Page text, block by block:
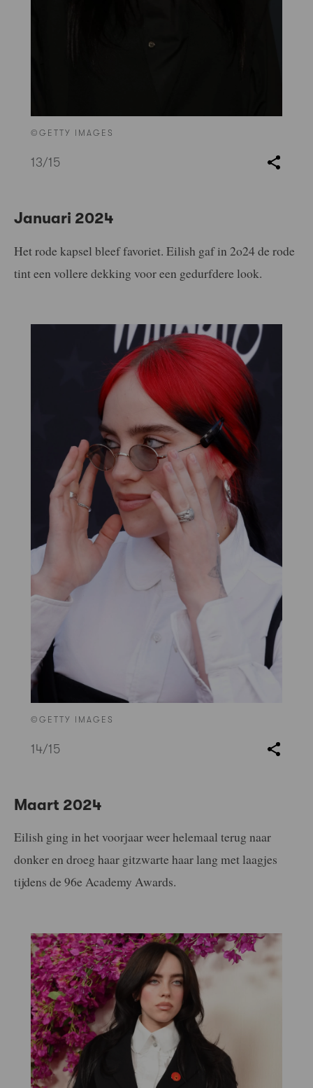
©GETTY IMAGES
13/15
Januari 2024
Het rode kapsel bleef favoriet. Eilish gaf in 2o24 de rode
tint een vollere dekking voor een gedurfdere look.
©GETTY IMAGES
14/15
Maart 2024
Eilish ging in het voorjaar weer helemaal terug naar
donker en droeg haar gitzwarte haar lang met laagjes
tijdens de 96e Academy Awards.